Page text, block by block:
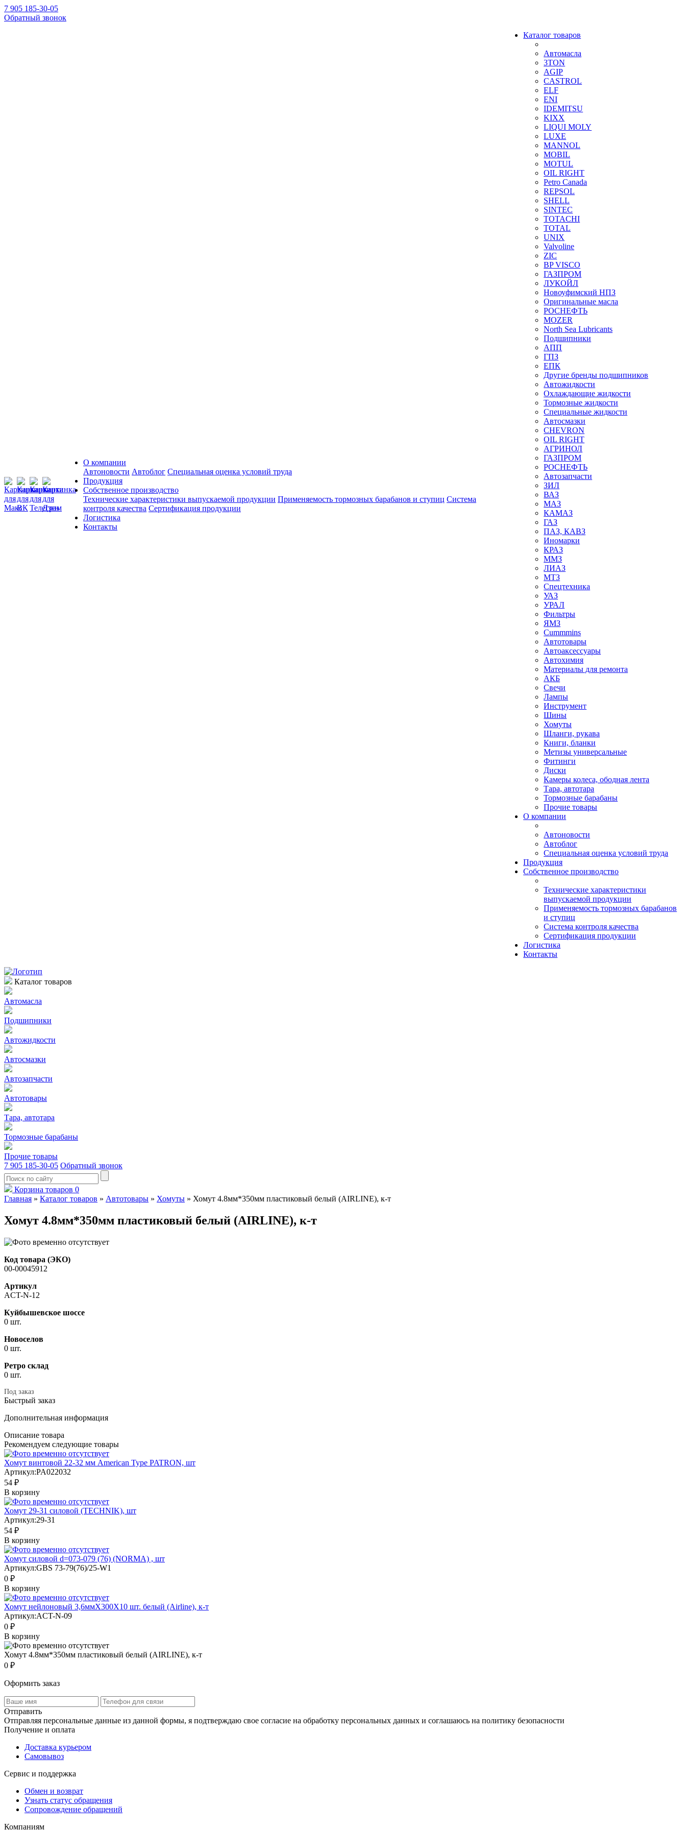
7 905 185-30-05
Обратный звонок
О компании
Автоновости Автоблог Специальная оценка условий труда
Продукция
Собственное производство
Технические характеристики выпускаемой продукции Применяемость тормозных барабанов и ступиц Система
контроля качества Сертификация продукции
Логистика
Контакты
Каталог товаров
Автомасла
3TON
AGIP
CASTROL
ELF
ENI
IDEMITSU
KIXX
LIQUI MOLY
LUXE
MANNOL
MOBIL
MOTUL
OIL RIGHT
Petro Canada
REPSOL
SHELL
SINTEC
TOTACHI
TOTAL
UNIX
Valvoline
ZIC
BP VISCO
ГАЗПРОМ
ЛУКОЙЛ
Новоуфимский НПЗ
Оригинальные масла
РОСНЕФТЬ
MOZER
North Sea Lubricants
Подшипники
АПП
ГПЗ
ЕПК
Другие бренды подшипников
Автожидкости
Охлаждающие жидкости
Тормозные жидкости
Специальные жидкости
Автосмазки
CHEVRON
OIL RIGHT
АГРИНОЛ
ГАЗПРОМ
РОСНЕФТЬ
Автозапчасти
ЗИЛ
ВАЗ
МАЗ
КАМАЗ
ГАЗ
ПАЗ, КАВЗ
Иномарки
КРАЗ
ММЗ
ЛИАЗ
МТЗ
Спецтехника
УАЗ
УРАЛ
Фильтры
ЯМЗ
Cummmins
Автотовары
Автоаксессуары
Автохимия
Материалы для ремонта
АКБ
Свечи
Лампы
Инструмент
Шины
Хомуты
Шланги, рукава
Книги, бланки
Метизы универсальные
Фитинги
Диски
Камеры колеса, ободная лента
Тара, автотара
Тормозные барабаны
Прочие товары
О компании
Автоновости
Автоблог
Специальная оценка условий труда
Продукция
Собственное производство
Технические характеристики
выпускаемой продукции
Применяемость тормозных барабанов
и ступиц
Система контроля качества
Сертификация продукции
Логистика
Контакты
Каталог товаров
Автомасла
Подшипники
Автожидкости
Автосмазки
Автозапчасти
Автотовары
Тара, автотара
Тормозные барабаны
Прочие товары
7 905 185-30-05 Обратный звонок
Корзина товаров 0
Главная » Каталог товаров » Автотовары » Хомуты » Хомут 4.8мм*350мм пластиковый белый (AIRLINE), к-т
Хомут 4.8мм*350мм пластиковый белый (AIRLINE), к-т
Код товара (ЭКО)
00-00045912
Артикул
ACT-N-12
Куйбышевское шоссе
0 шт.
Новоселов
0 шт.
Ретро склад
0 шт.
Под заказ
Быстрый заказ
Дополнительная информация
Описание товара
Рекомендуем следующие товары
Хомут винтовой 22-32 мм American Type PATRON, шт
Артикул:PA022032
54 ₽
В корзину
Хомут 29-31 силовой (TECHNIK), шт
Артикул:29-31
54 ₽
В корзину
Хомут силовой d=073-079 (76) (NORMA) , шт
Артикул:GBS 73-79(76)/25-W1
0 ₽
В корзину
Хомут нейлоновый 3,6ммХ300Х10 шт. белый (Airline), к-т
Артикул:ACT-N-09
0 ₽
В корзину
Хомут 4.8мм*350мм пластиковый белый (AIRLINE), к-т
0 ₽
Оформить заказ
Отправить
Отправляя персональные данные из данной формы, я подтверждаю свое согласие на обработку персональных данных и соглашаюсь на политику безопасности
Получение и оплата
Доставка курьером
Самовывоз
Сервис и поддержка
Обмен и возврат
Узнать статус обращения
Сопровождение обращений
Компаниям